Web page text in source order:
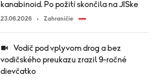
kanabinoid. Po požití skončila na JISke
23.06.2026 Zahraničie
vodičského preukazu zrazil 9-ročné
dievčatko